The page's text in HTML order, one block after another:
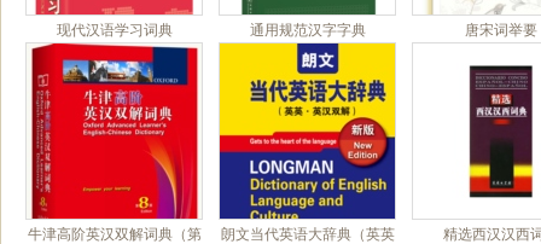
现代汉语学习词典 通用规范汉字字典 唐宋词举要
牛津高阶英汉双解词典（第
朗文当代英语大辞典（英英
精选西汉汉西